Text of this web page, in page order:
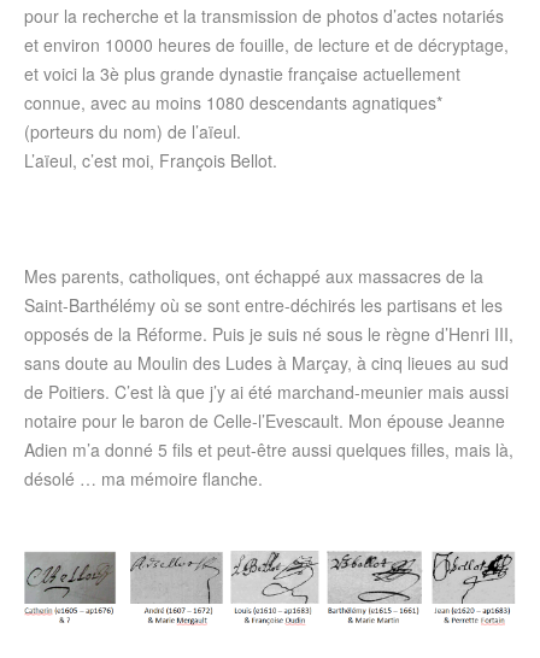
pour la recherche et la transmission de photos d’actes notariés
et environ 10000 heures de fouille, de lecture et de décryptage,
et voici la 3è plus grande dynastie française actuellement
connue, avec au moins 1080 descendants agnatiques*
(porteurs du nom) de l’aïeul.
L’aïeul, c’est moi, François Bellot.
Mes parents, catholiques, ont échappé aux massacres de la
Saint-Barthélémy où se sont entre-déchirés les partisans et les
opposés de la Réforme. Puis je suis né sous le règne d’Henri III,
sans doute au Moulin des Ludes à Marçay, à cinq lieues au sud
de Poitiers. C’est là que j’y ai été marchand-meunier mais aussi
notaire pour le baron de Celle-l’Evescault. Mon épouse Jeanne
Adien m’a donné 5 fils et peut-être aussi quelques filles, mais là,
désolé … ma mémoire flanche.